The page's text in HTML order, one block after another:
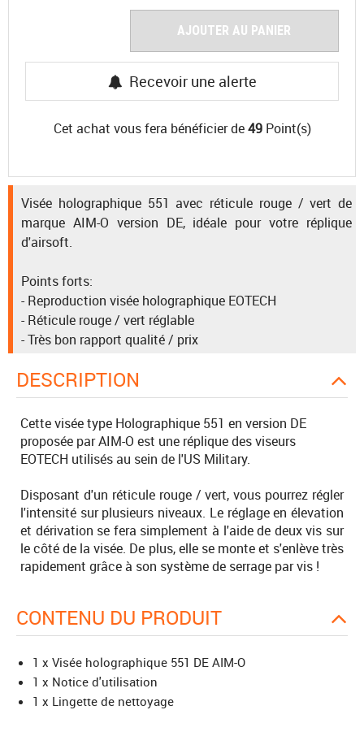
AJOUTER AU PANIER
Recevoir une alerte
Cet achat vous fera bénéficier de49Point(s)
Visée holographique 551 avec réticule rouge / vert de
marque AIM-O version DE, idéale pour votre réplique
d'airsoft.
Points forts:
- Reproduction visée holographique EOTECH
- Réticule rouge / vert réglable
- Très bon rapport qualité / prix
DESCRIPTION
Cette visée type Holographique 551 en version DE
proposée par AIM-O est une réplique des viseurs
EOTECH utilisés au sein de l'US Military.
Disposant d'un réticule rouge / vert, vous pourrez régler
l'intensité sur plusieurs niveaux. Le réglage en élevation
et dérivation se fera simplement à l'aide de deux vis sur
le côté de la visée. De plus, elle se monte et s'enlève très
rapidement grâce à son système de serrage par vis !
CONTENU DU PRODUIT
1 x Visée holographique 551 DE AIM-O
1 x Notice d'utilisation
1 x Lingette de nettoyage